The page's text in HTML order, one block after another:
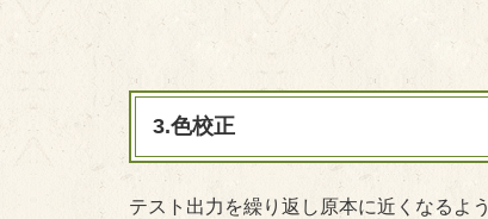
3.色校正
テスト出力を繰り返し原本に近くなるよう